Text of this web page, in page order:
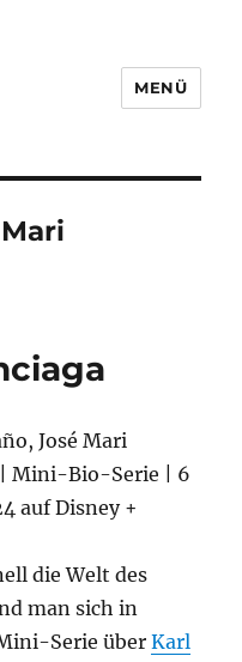
MENÜ
José Mari
| Mini-Bio-Serie | 6
auf Disney +
die Welt des
man sich in
Serie überKarl